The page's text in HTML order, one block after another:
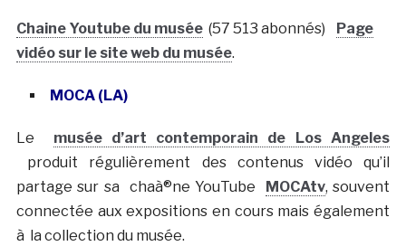
Chaine Youtube du musée(57 513 abonnés)
Page
vidéo sur le site web du musée.
MOCA (LA)
Le musée d’art contemporain de Los Angeles
produit régulièrement des contenus vidéo qu’il
partage sur sa chaà®ne YouTube
MOCAtv, souvent
connectée aux expositions en cours mais également
à la collection du musée.